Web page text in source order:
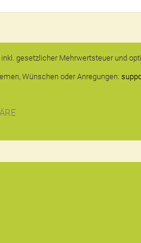
inkl. gesetzlicher Mehrwertsteuer und
Wünschen oder Anregungen: